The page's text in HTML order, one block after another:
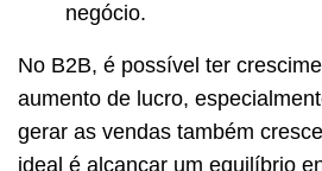
negócio.
No B2B, é possível ter
aumento de lucro,
gerar as vendas também
ideal é alcançar um equilíbrio